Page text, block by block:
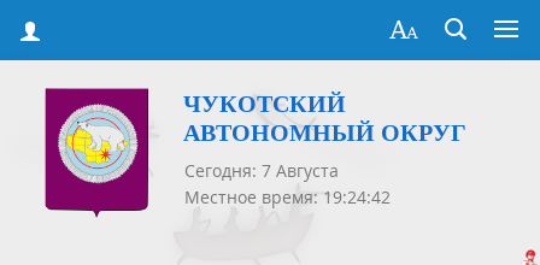
ЧУКОТСКИЙ
АВТОНОМНЫЙ ОКРУГ
Сегодня: 7 Августа
Местное время: 19:24:42